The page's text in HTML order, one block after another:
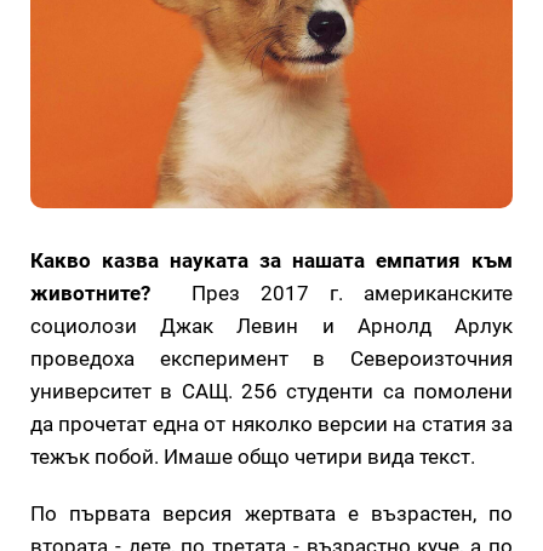
Какво казва науката за нашата емпатия към
животните? През 2017 г. американските
социолози Джак Левин и Арнолд Арлук
проведоха експеримент в Североизточния
университет в САЩ. 256 студенти са помолени
да прочетат една от няколко версии на статия за
тежък побой. Имаше общо четири вида текст.
По първата версия жертвата е възрастен, по
втората - дете, по третата - възрастно куче, а по